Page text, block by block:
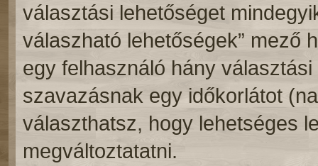
választási lehetőséget
válaszható lehetőségek” mező
egy felhasználó hány
szavazásnak egy időkorlátot
választhatsz, hogy lehetséges
megváltoztatatni.